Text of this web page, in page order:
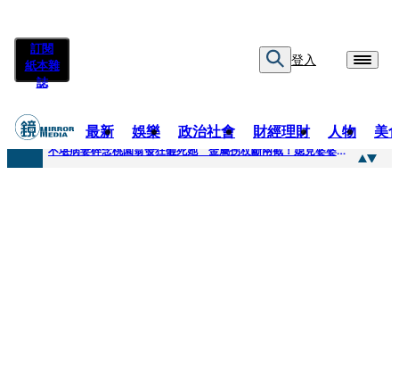
訂閱
紙本雜
誌
登入
最新 娛樂 政治社會 財經理財 人物 美
快訊
不堪病妻碎念桃園翁發狂砸死她 金屬拐杖斷兩截！媳見婆婆屍右臉全爛